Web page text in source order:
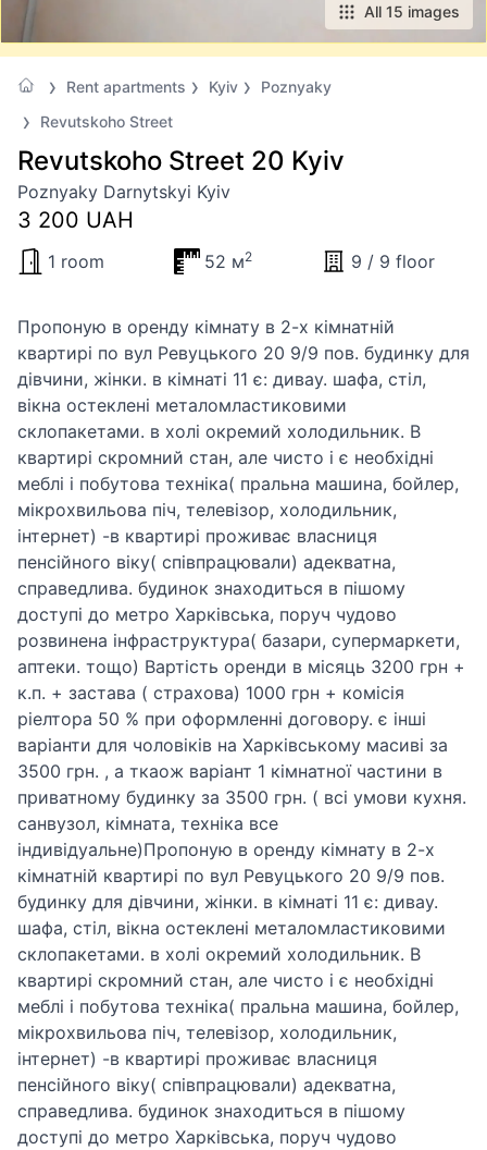
All 15 images
Rent apartments Kyiv
Poznyaky
Revutskoho Street
Revutskoho Street 20 Kyiv
Poznyaky Darnytskyi Kyiv
3 200 UAH
1 room 52 м2 9 / 9 floor
Пропоную в оренду кімнату в 2-х кімнатній
квартирі по вул Ревуцького 20 9/9 пов. будинку для
дівчини, жінки. в кімнаті 11 є: диваy. шафа, стіл,
вікна остеклені металомластиковими
склопакетами. в холі окремий холодильник. В
квартирі скромний стан, але чисто і є необхідні
меблі і побутова техніка( пральна машина, бойлер,
мікрохвильова піч, телевізор, холодильник,
інтернет) -в квартирі проживає власниця
пенсійного віку( співпрацювали) адекватна,
справедлива. будинок знаходиться в пішому
доступі до метро Харківська, поруч чудово
розвинена інфраструктура( базари, супермаркети,
аптеки. тощо) Вартість оренди в місяць 3200 грн +
к.п. + застава ( страхова) 1000 грн + комісія
ріелтора 50 % при оформленні договору. є інші
варіанти для чоловіків на Харківському масиві за
3500 грн. , а ткаож варіант 1 кімнатної частини в
приватному будинку за 3500 грн. ( всі умови кухня.
санвузол, кімната, техніка все
індивідуальне)Пропоную в оренду кімнату в 2-х
кімнатній квартирі по вул Ревуцького 20 9/9 пов.
будинку для дівчини, жінки. в кімнаті 11 є: диваy.
шафа, стіл, вікна остеклені металомластиковими
склопакетами. в холі окремий холодильник. В
квартирі скромний стан, але чисто і є необхідні
меблі і побутова техніка( пральна машина, бойлер,
мікрохвильова піч, телевізор, холодильник,
інтернет) -в квартирі проживає власниця
пенсійного віку( співпрацювали) адекватна,
справедлива. будинок знаходиться в пішому
доступі до метро Харківська, поруч чудово